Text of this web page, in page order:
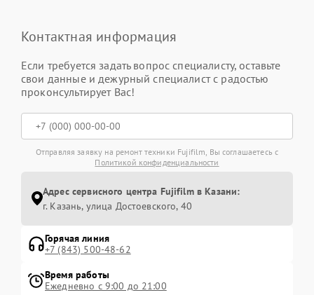
Контактная информация
Если требуется задать вопрос специалисту, оставьте
свои данные и дежурный специалист с радостью
проконсультирует Вас!
Отправляя заявку на ремонт техники Fujifilm, Вы соглашаетесь с
Политикой конфиденциальности
Адрес сервисного центра Fujifilm в Казани:
г. Казань, улица Достоевского, 40
Горячая линия
+7 (843) 500-48-62
Время работы
Ежедневно с 9:00 до 21:00